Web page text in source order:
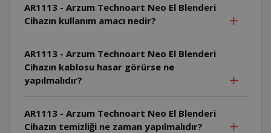
AR1113 - Arzum Technoart Neo El Blenderi
Cihazın kullanım amacı nedir?
AR1113 - Arzum Technoart Neo El Blenderi
Cihazın kablosu hasar görürse ne
yapılmalıdır?
AR1113 - Arzum Technoart Neo El Blenderi
Cihazın temizliği ne zaman yapılmalıdır?